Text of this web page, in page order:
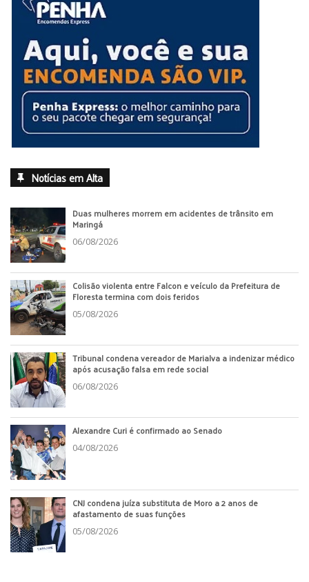
Notícias em Alta
Duas mulheres morrem em acidentes de trânsito em
Maringá
06/08/2026
Colisão violenta entre Falcon e veículo da Prefeitura de
Floresta termina com dois feridos
05/08/2026
Tribunal condena vereador de Marialva a indenizar médico
após acusação falsa em rede social
06/08/2026
Alexandre Curi é confirmado ao Senado
04/08/2026
CNJ condena juíza substituta de Moro a 2 anos de
afastamento de suas funções
05/08/2026